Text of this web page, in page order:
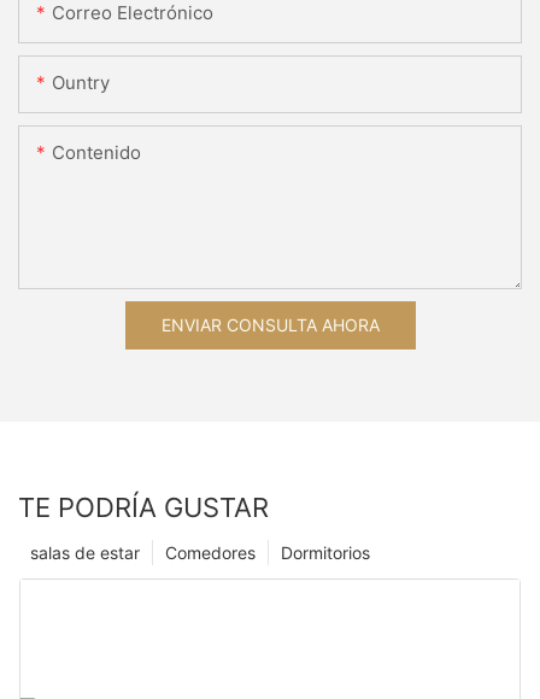
Correo Electrónico
Ountry
Contenido
ENVIAR CONSULTA AHORA
TE PODRÍA GUSTAR
Dormitorios
Comedores
salas de estar